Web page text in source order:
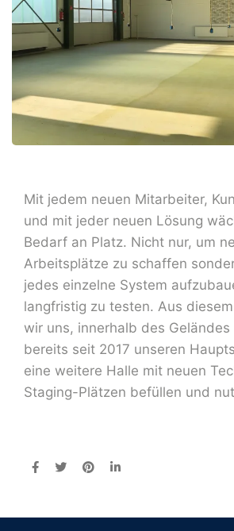
Mit jedem neuen Mitarbeiter,
und mit jeder neuen Lösung
Bedarf an Platz. Nicht nur, um
Arbeitsplätze zu schaffen
jedes einzelne System
langfristig zu testen. Aus
wir uns, innerhalb des
bereits seit 2017 unseren
eine weitere Halle mit neuen
Staging-Plätzen befüllen und